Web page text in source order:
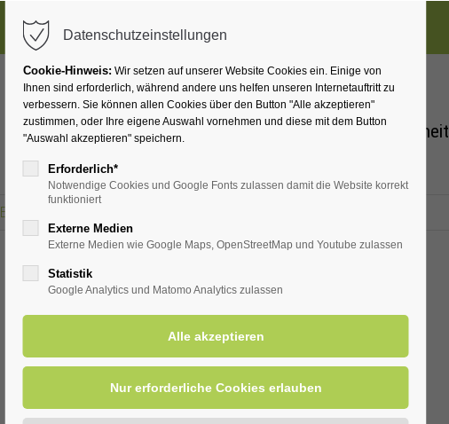
info@badwesternkotten.de
Ihr Heilbad Übernachten Für Ihre Gesundheit
Eventsreader (Timeline)
ORT: TREFFPUNKT VOR DER KIRCHE
Datenschutzeinstellungen
Cookie-Hinweis: Wir setzen auf unserer Website Cookies ein. Einige von
Ihnen sind erforderlich, während andere uns helfen unseren Internetauftritt zu
verbessern. Sie können allen Cookies über den Button "Alle akzeptieren"
zustimmen, oder Ihre eigene Auswahl vornehmen und diese mit dem Button
"Auswahl akzeptieren" speichern.
Erforderlich*
Notwendige Cookies und Google Fonts zulassen damit die Website korrekt
funktioniert
Externe Medien
Externe Medien wie Google Maps, OpenStreetMap und Youtube zulassen
Statistik
Google Analytics und Matomo Analytics zulassen